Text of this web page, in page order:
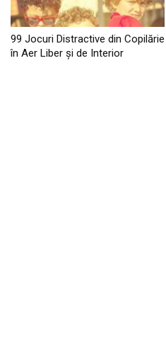
99 Jocuri Distractive din Copilărie
în Aer Liber şi de Interior